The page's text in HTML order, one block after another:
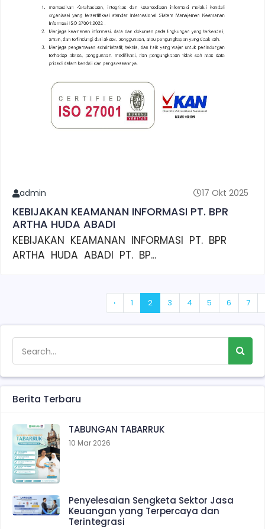
admin 17 Okt 2025
KEBIJAKAN KEAMANAN INFORMASI PT. BPR
ARTHA HUDA ABADI
KEBIJAKAN KEAMANAN INFORMASI PT. BPR
ARTHA HUDA ABADI PT. BP...
‹ 1 2 3 4 5 6 7
Berita Terbaru
TABUNGAN TABARRUK
10 Mar 2026
Penyelesaian Sengketa Sektor Jasa
Keuangan yang Terpercaya dan
Terintegrasi